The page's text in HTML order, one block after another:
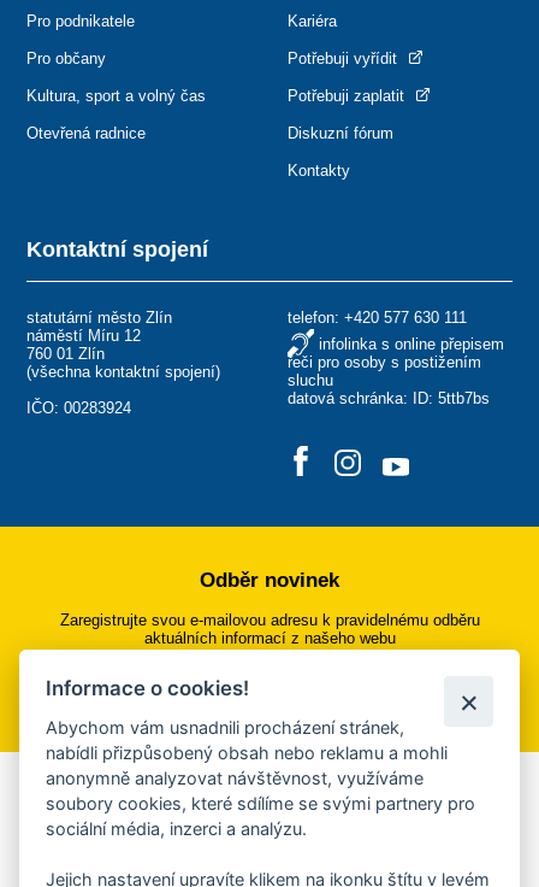
Kontaktní spojení
statutární město Zlín
náměstí Míru 12
760 01 Zlín
(všechna kontaktní spojení)
IČO: 00283924
telefon: +420 577 630 111
infolinka s online přepisem
řeči pro osoby s postižením
sluchu
datová schránka: ID: 5ttb7bs
Pro podnikatele
Pro občany
Kultura, sport a volný čas
Otevřená radnice
Kariéra
Potřebuji vyřídit
Potřebuji zaplatit
Diskuzní fórum
Kontakty
Odběr novinek
Zaregistrujte svou e-mailovou adresu k pravidelnému odběru
aktuálních informací z našeho webu
Přihlásit se k odběru
Aplikace Mobilní rozhlas
Chcete dostávat do svého mobilu či mailu upozornění na
ankety, pozvánky na kulturní a sportovní akce?
Informace o cookies!
Abychom vám usnadnili procházení stránek,
nabídli přizpůsobený obsah nebo reklamu a mohli
anonymně analyzovat návštěvnost, využíváme
soubory cookies, které sdílíme se svými partnery pro
sociální média, inzerci a analýzu.
Jejich nastavení upravíte klikem na ikonku štítu v levém